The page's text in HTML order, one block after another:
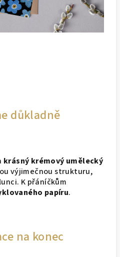
důkladně
krásný krémový umělecký
výjimečnou strukturu,
K přáníčkům
papíru.
na konec